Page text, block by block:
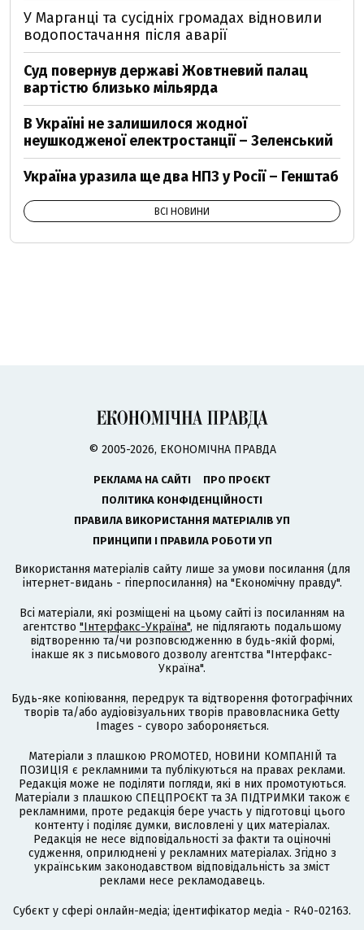
У Марганці та сусідніх громадах відновили
водопостачання після аварії
Суд повернув державі Жовтневий палац
вартістю близько мільярда
В Україні не залишилося жодної
неушкодженої електростанції – Зеленський
Україна уразила ще два НПЗ у Росії – Генштаб
ВСІ НОВИНИ
© 2005-2026, ЕКОНОМІЧНА ПРАВДА
РЕКЛАМА НА САЙТІ
ПРО ПРОЄКТ
ПОЛІТИКА КОНФІДЕНЦІЙНОСТІ
ПРАВИЛА ВИКОРИСТАННЯ МАТЕРІАЛІВ УП
ПРИНЦИПИ І ПРАВИЛА РОБОТИ УП
Використання матеріалів сайту лише за умови посилання (для
інтернет-видань - гіперпосилання) на "Економічну правду".
Всі матеріали, які розміщені на цьому сайті із посиланням на
агентство "Інтерфакс-Україна", не підлягають подальшому
відтворенню та/чи розповсюдженню в будь-якій формі,
інакше як з письмового дозволу агентства "Інтерфакс-
Україна".
Будь-яке копіювання, передрук та відтворення фотографічних
творів та/або аудіовізуальних творів правовласника Getty
Images - суворо забороняється.
Матеріали з плашкою PROMOTED, НОВИНИ КОМПАНІЙ та
ПОЗИЦІЯ є рекламними та публікуються на правах реклами.
Редакція може не поділяти погляди, які в них промотуються.
Матеріали з плашкою СПЕЦПРОЄКТ та ЗА ПІДТРИМКИ також є
рекламними, проте редакція бере участь у підготовці цього
контенту і поділяє думки, висловлені у цих матеріалах.
Редакція не несе відповідальності за факти та оціночні
судження, оприлюднені у рекламних матеріалах. Згідно з
українським законодавством відповідальність за зміст
реклами несе рекламодавець.
Cубєкт у сфері онлайн-медіа; ідентифікатор медіа - R40-02163.